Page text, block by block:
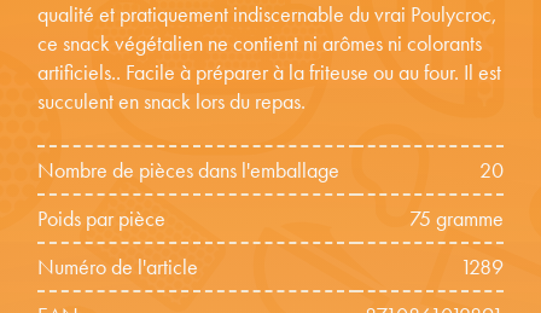
qualité et pratiquement indiscernable du vrai Poulycroc,
ce snack végétalien ne contient ni arômes ni colorants
artificiels.. Facile à préparer à la friteuse ou au four. Il est
succulent en snack lors du repas.
Nombre de pièces dans l'emballage
20
Poids par pièce
75 gramme
Numéro de l'article
1289